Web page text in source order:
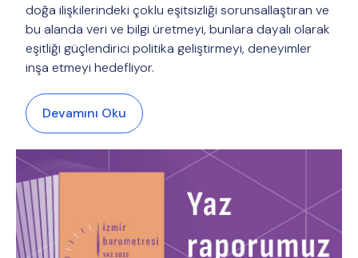
doğa ilişkilerindeki çoklu eşitsizliği sorunsallaştıran ve
bu alanda veri ve bilgi üretmeyi, bunlara dayalı olarak
eşitliği güçlendirici politika geliştirmeyi, deneyimler
inşa etmeyi hedefliyor.
Devamını Oku